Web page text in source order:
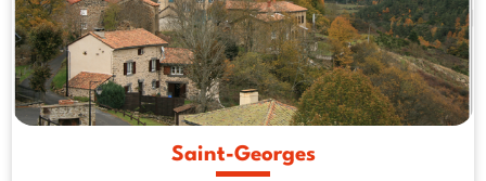
Saint-Georges